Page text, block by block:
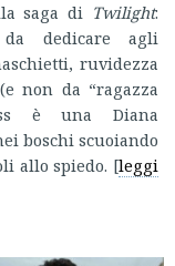
saga di Twilight:
da dedicare agli
ruvidezza
non da “ragazza
è una Diana
boschi scuoiando
allo spiedo. [leggi